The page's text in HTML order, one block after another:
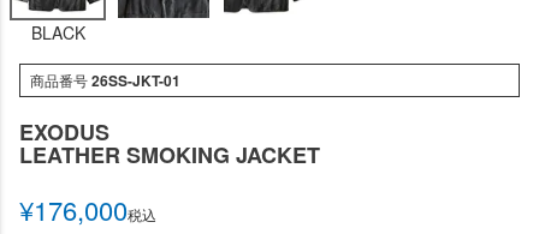
BLACK
商品番号26SS-JKT-01
EXODUS
LEATHER SMOKING JACKET
¥176,000税込